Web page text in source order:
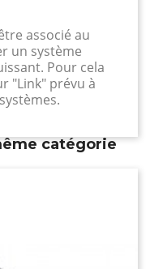
associé au
un système
Pour cela
"Link" prévu à
catégorie